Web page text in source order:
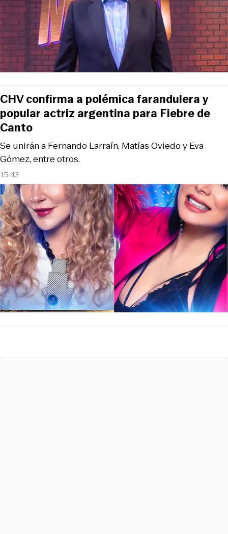
15:43
Se unirán a Fernando Larraín, Matías Oviedo y Eva
Gómez, entre otros.
CHV confirma a polémica farandulera y
popular actriz argentina para Fiebre de
Canto